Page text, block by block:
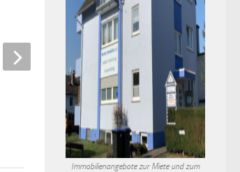
Auseinandersetzung auf
Feldweg endet im
8. NOVEMBER 2017
Immobilienangebote zur Miete und zum